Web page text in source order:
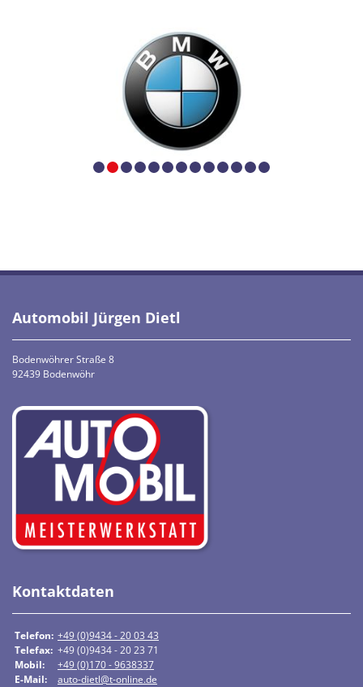
Automobil Jürgen Dietl
Bodenwöhrer Straße 8
92439 Bodenwöhr
Kontaktdaten
Telefon: +49 (0)9434 - 20 03 43
Telefax: +49 (0)9434 - 20 23 71
Mobil:
+49 (0)170 - 9638337
E-Mail:
auto-dietl@t-online.de